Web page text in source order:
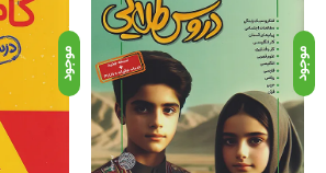
موجود موجود